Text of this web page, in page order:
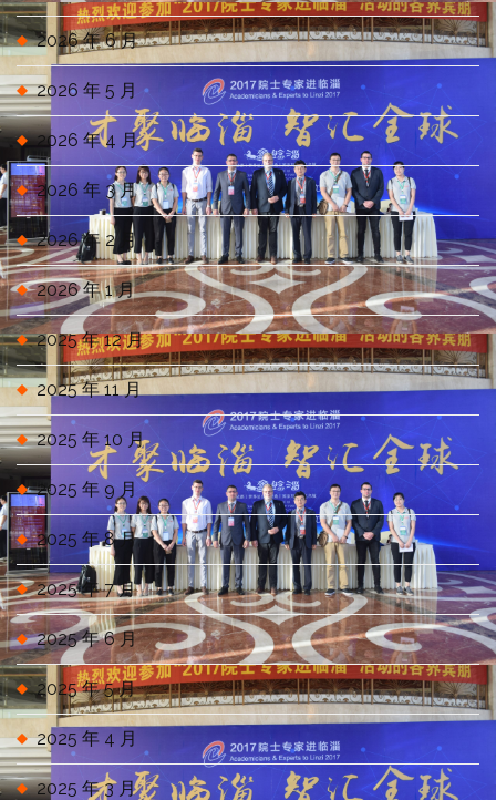
2026 年 6 月
2026 年 5 月
2026 年 4 月
2026 年 3 月
2026 年 2 月
2026 年 1 月
2025 年 12 月
2025 年 11 月
2025 年 10 月
2025 年 9 月
2025 年 8 月
2025 年 7 月
2025 年 6 月
2025 年 5 月
2025 年 4 月
2025 年 3 月